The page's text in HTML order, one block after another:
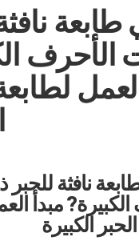
الأحرف
نافثة للحبر
مبدأ
الكبيرة